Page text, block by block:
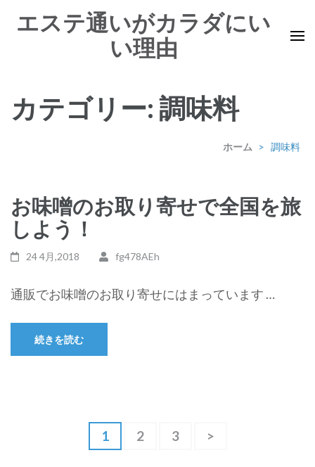
(Enter
す)
エステ通いがカラダにい
い理由
カテゴリー: 調味料
ホーム > 調味料
お味噌のお取り寄せで全国を旅
しよう！
24 4月,2018 fg478AEh
通販でお味噌のお取り寄せにはまっています …
続きを読む
固
定
1
固
2
固
3 >